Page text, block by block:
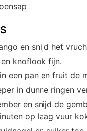
en snijd het
knoflook fijn.
een pan en fruit de
in dunne ringen
en snijd de
op laag vuur